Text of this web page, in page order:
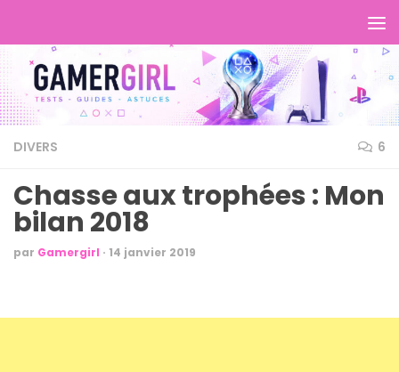
DIVERS 6
Chasse aux trophées : Mon
bilan 2018
par Gamergirl · 14 janvier 2019